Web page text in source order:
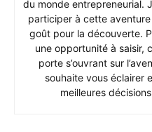
du monde entrepreneurial.
participer à cette
goût pour la découverte.
une opportunité à saisir,
porte s’ouvrant sur
souhaite vous éclairer
meilleures